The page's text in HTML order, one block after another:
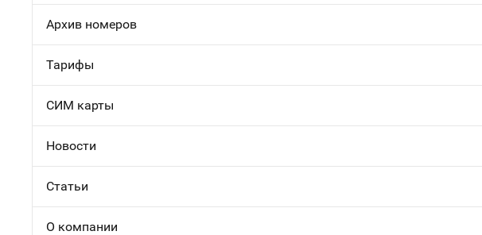
Архив номеров
Тарифы
СИМ карты
Новости
Статьи
О компании